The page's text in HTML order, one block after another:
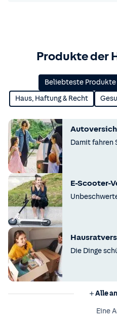
Produkte der
Beliebteste Produkte
Haus, Haftung & Recht
Damit fahren
E-Scooter-
Die Dinge
Alle
Eine